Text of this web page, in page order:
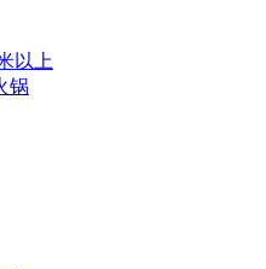
以上
锅